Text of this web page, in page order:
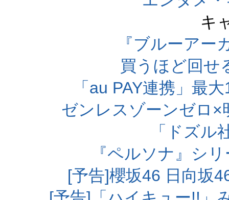
キ
『ブルーアー
買うほど回せ
「au PAY連携」最
ゼンレスゾーンゼロ
「ドズル
『ペルソナ』シ
[予告]櫻坂46 日向坂